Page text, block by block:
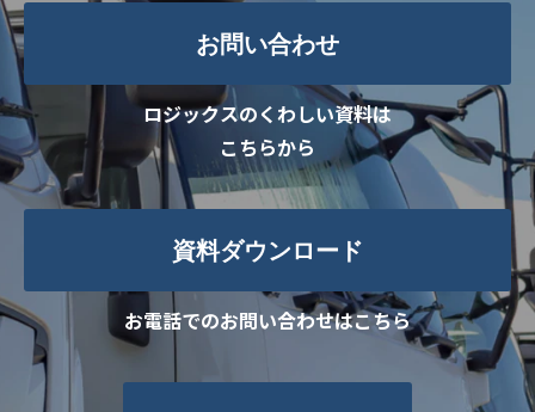
お問い合わせ
ロジックスのくわしい資料は
こちらから
資料ダウンロード
お電話でのお問い合わせはこちら